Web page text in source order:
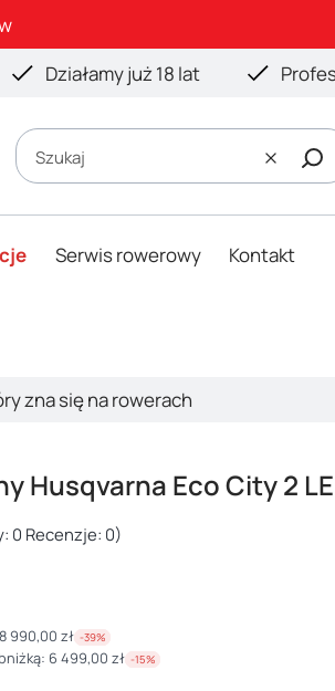
Działamy już 18 lat
Wyczyść
Serwis rowerowy Kontakt
zna się na rowerach
Husqvarna Eco City 2 LE
0 Recenzje: 0)
8 990,00 zł -39%
6 499,00 zł -15%